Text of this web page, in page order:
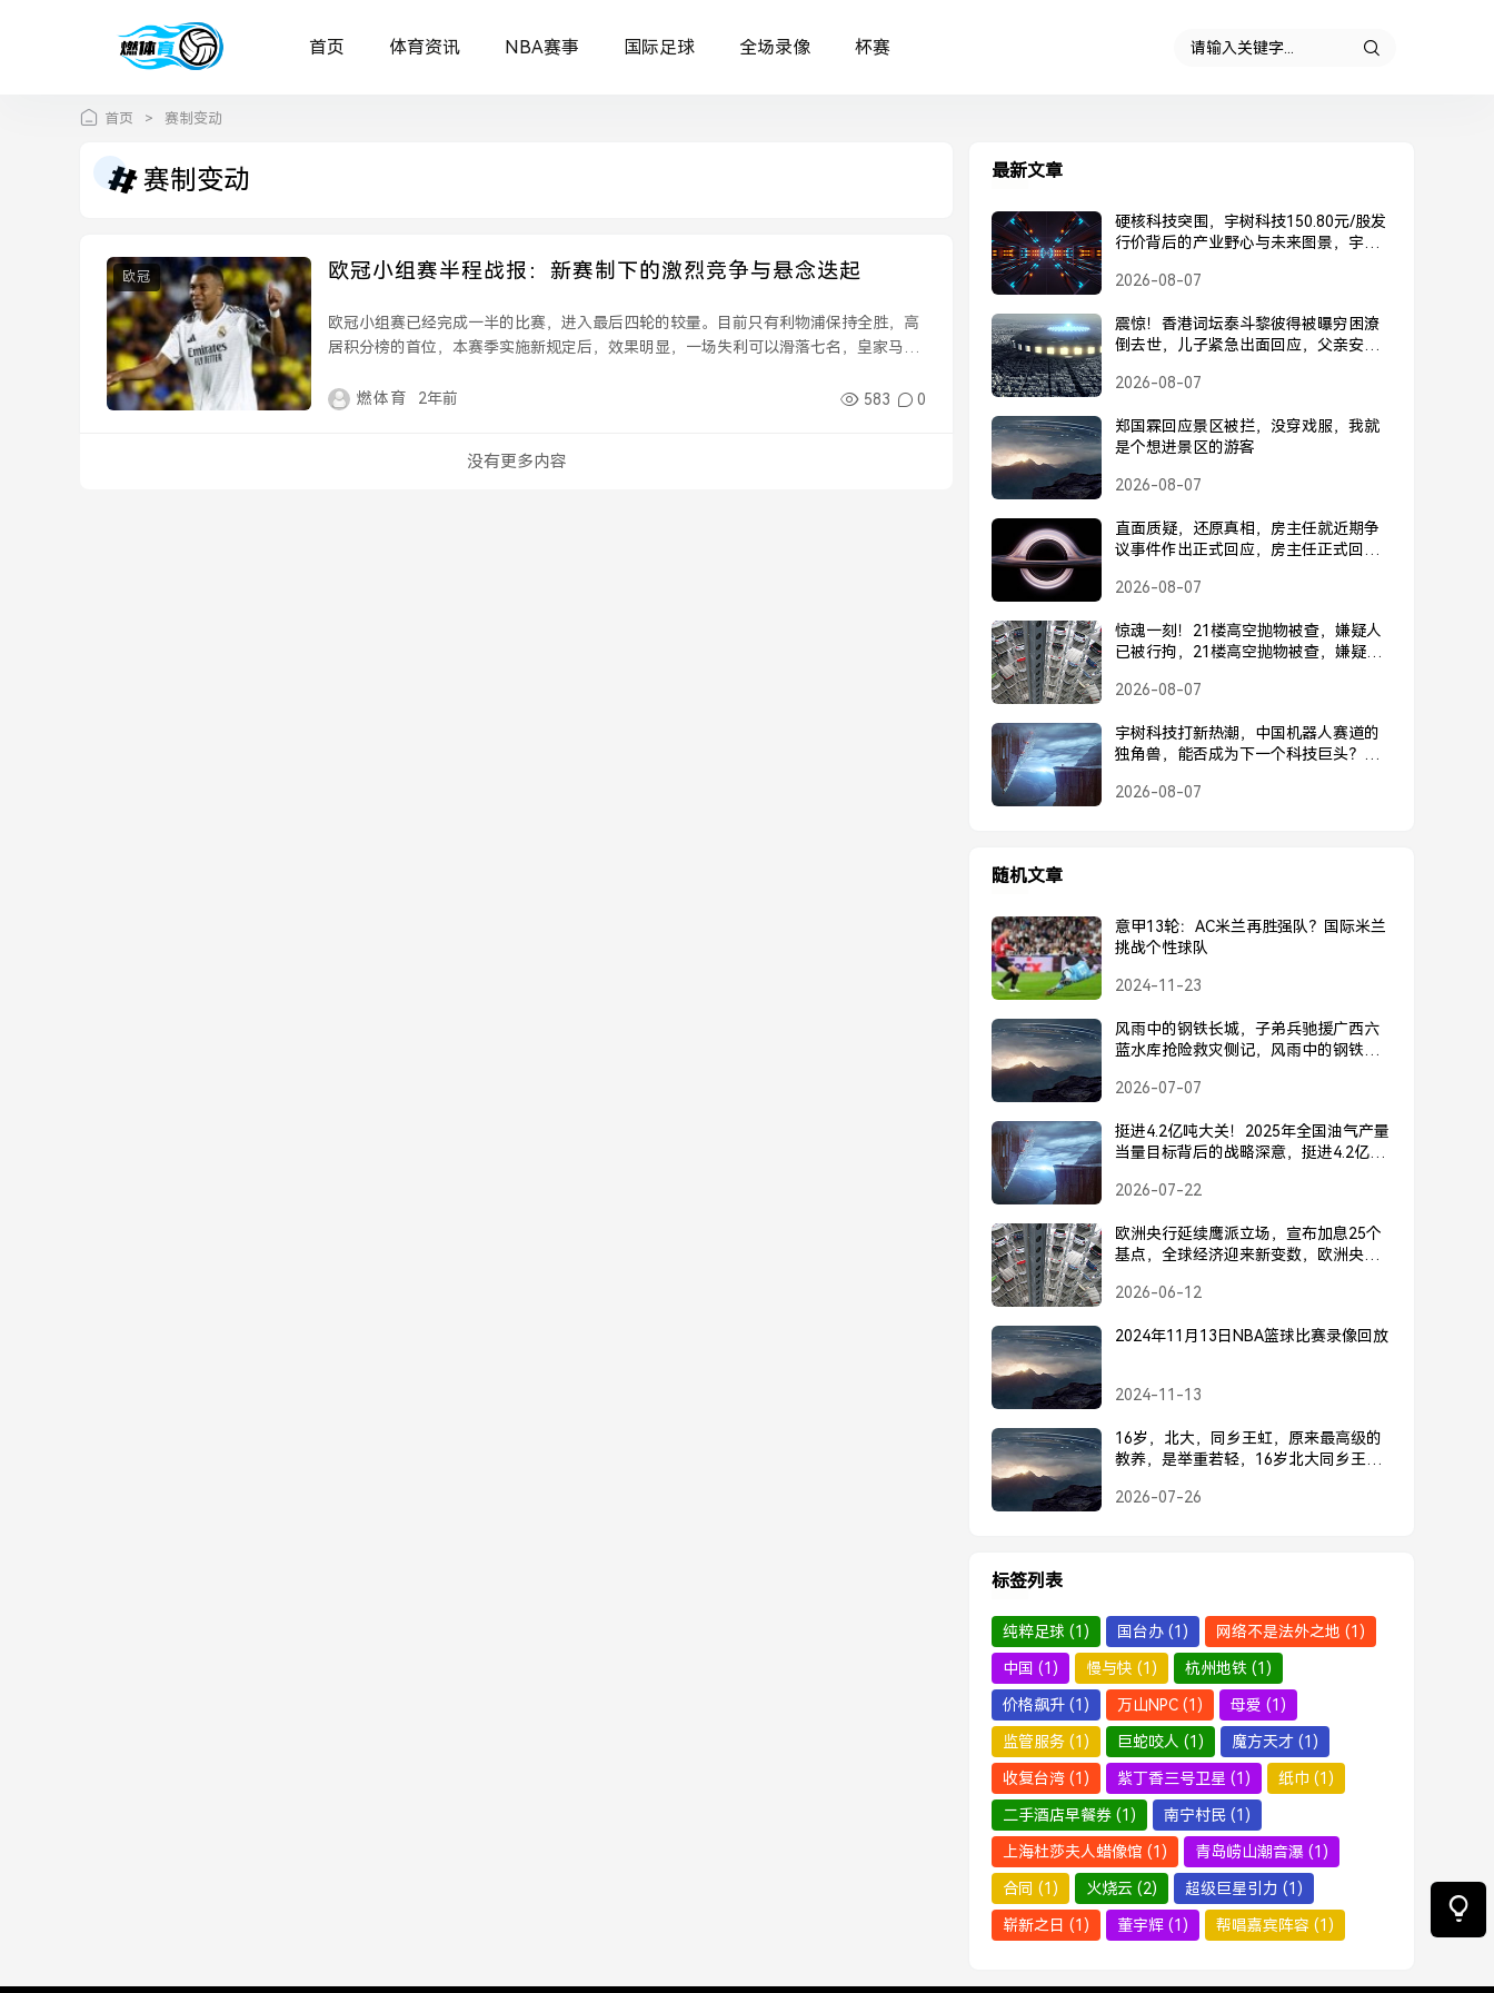
首页 体育资讯 NBA赛事 国际足球 全场录像 杯赛
首页 > 赛制变动
赛制变动
欧冠 欧冠小组赛半程战报：新赛制下的激烈竞争与悬念迭起
欧冠小组赛已经完成一半的比赛，进入最后四轮的较量。目前只有利物浦保持全胜，高
居积分榜的首位，本赛季实施新规定后，效果明显，一场失利可以滑落七名，皇家马德
燃体育
2年前 583 0
没有更多内容
最新文章
硬核科技突围，宇树科技150.80元/股发
行价背后的产业野心与未来图景，宇树
背后的产业野心与未来图景
2026-08-07
震惊！香港词坛泰斗黎彼得被曝穷困潦
倒去世，儿子紧急出面回应，父亲安
紧急回应，父亲安好并未离世
2026-08-07
郑国霖回应景区被拦，没穿戏服，我就
是个想进景区的游客
2026-08-07
直面质疑，还原真相，房主任就近期争
议事件作出正式回应，房主任正式回应
2026-08-07
惊魂一刻！21楼高空抛物被查，嫌疑人
已被行拘，21楼高空抛物被查，嫌疑人
2026-08-07
宇树科技打新热潮，中国机器人赛道的
独角兽，能否成为下一个科技巨头？宇
否成为下一个科技巨头？
2026-08-07
随机文章
意甲13轮：AC米兰再胜强队？国际米兰
挑战个性球队
2024-11-23
风雨中的钢铁长城，子弟兵驰援广西六
蓝水库抢险救灾侧记，风雨中的钢铁长
2026-07-07
挺进4.2亿吨大关！2025年全国油气产量
当量目标背后的战略深意，挺进4.2亿吨
后的战略深意
2026-07-22
欧洲央行延续鹰派立场，宣布加息25个
基点，全球经济迎来新变数，欧洲央行
新变数
2026-06-12
2024年11月13日NBA篮球比赛录像回放
2024-11-13
16岁，北大，同乡王虹，原来最高级的
教养，是举重若轻，16岁北大同乡王
2026-07-26
标签列表
纯粹足球 (1) 国台办 (1) 网络不是法外之地 (1)
中国 (1) 慢与快 (1) 杭州地铁 (1)
价格飙升 (1) 万山NPC (1) 母爱 (1)
监管服务 (1) 巨蛇咬人 (1) 魔方天才 (1)
收复台湾 (1) 紫丁香三号卫星 (1) 纸巾 (1)
二手酒店早餐券 (1) 南宁村民 (1)
上海杜莎夫人蜡像馆 (1) 青岛崂山潮音瀑 (1)
合同 (1) 火烧云 (2) 超级巨星引力 (1)
崭新之日 (1) 董宇辉 (1) 帮唱嘉宾阵容 (1)